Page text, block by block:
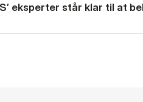
eksperter står klar til at